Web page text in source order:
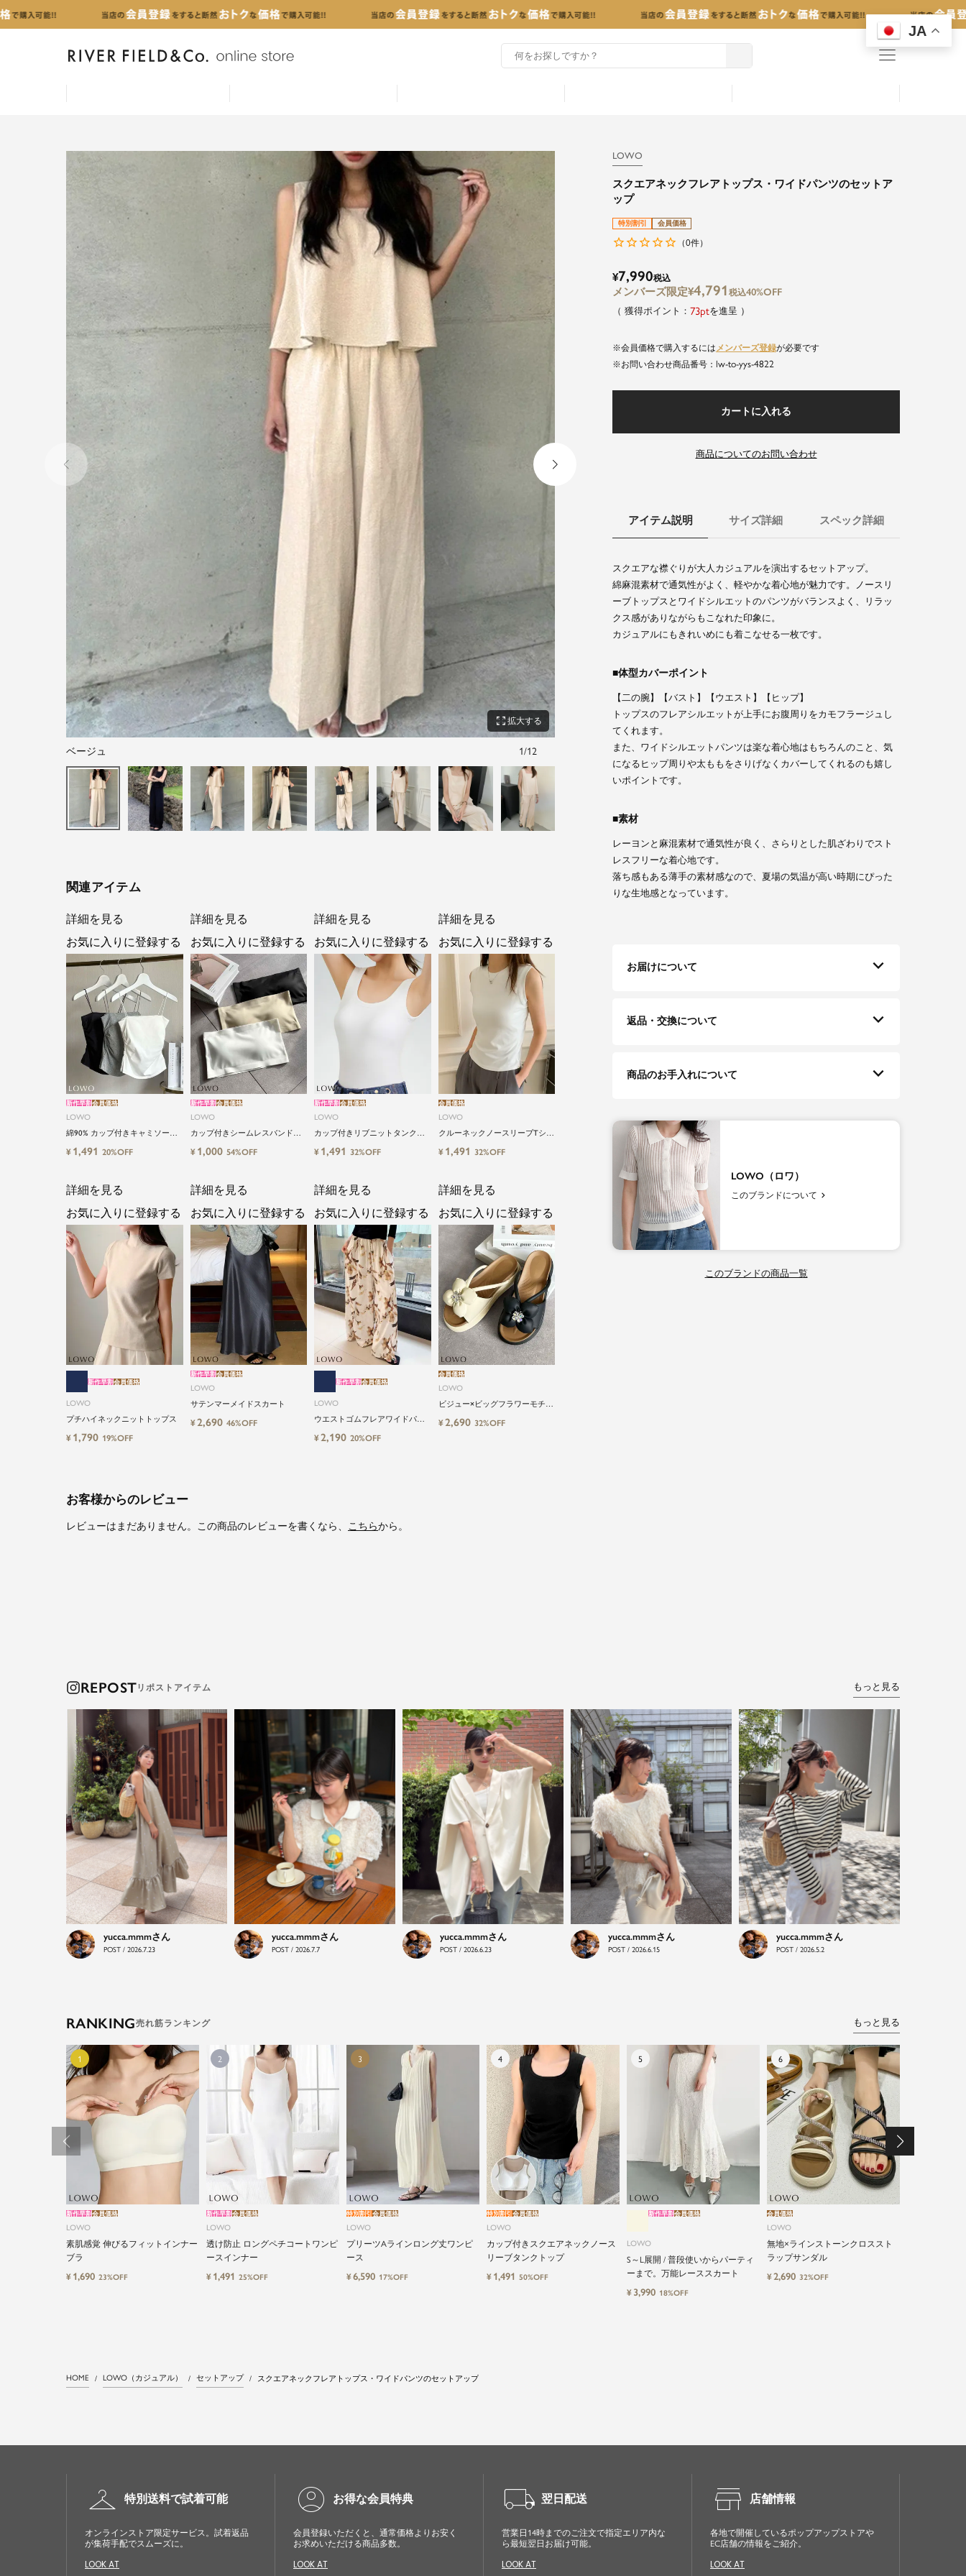
JA
menu
zoom_out_map 拡大する
ベージュ 1/12
関連アイテム
LOWO
綿90% カップ付きキャミソール
｜やさしい着心地 ストレッチキ
ャミソール
新作早割会員価格
¥ 1,491 20%OFF
詳細を見る
お気に入りに登録する
LOWO
カップ付きシームレスバンドゥ
ブラトップ
新作早割会員価格
¥ 1,000 54%OFF
詳細を見る
お気に入りに登録する
LOWO
カップ付きリブニットタンクブ
ラトップ
新作早割会員価格
¥ 1,491 32%OFF
詳細を見る
お気に入りに登録する
LOWO
クルーネックノースリーブTシャ
ツ カットソー
会員価格
¥ 1,491 32%OFF
詳細を見る
お気に入りに登録する
LOWO
プチハイネックニットトップス
新作早割会員価格
¥ 1,790 19%OFF
詳細を見る
お気に入りに登録する
LOWO
サテンマーメイドスカート
新作早割会員価格
¥2,690 46%OFF
詳細を見る
お気に入りに登録する
LOWO
ウエストゴムフレアワイドパン
新作早割会員価格
¥2,190 20%OFF
詳細を見る
お気に入りに登録する
LOWO
ビジュー×ビッグフラワーモチー
フサンダル
会員価格
¥2,690 32%OFF
詳細を見る
お気に入りに登録する
お客様からのレビュー
レビューはまだありません。この商品のレビューを書くなら、 こちらから。
LOWO
スクエアネックフレアトップス・ワイドパンツのセットア
ップ
特別割引 会員価格
（0件）
¥7,990税込
¥4,791 税込40%OFF
73 を進呈
会員価格で購入するには メンバーズ登録が必要です
商品番号
lw-to-yys-4822
カートに入れる
商品についてのお問い合わせ
アイテム説明 サイズ詳細 スペック詳細
スクエアな襟ぐりが大人カジュアルを演出するセットアップ。
綿麻混素材で通気性がよく、軽やかな着心地が魅力です。ノースリ
ーブトップスとワイドシルエットのパンツがバランスよく、リラッ
クス感がありながらもこなれた印象に。
カジュアルにもきれいめにも着こなせる一枚です。
体型カバーポイント
【二の腕】【バスト】【ウエスト】【ヒップ】
トップスのフレアシルエットが上手にお腹周りをカモフラージュし
てくれます。
また、ワイドシルエットパンツは楽な着心地はもちろんのこと、気
になるヒップ周りや太ももをさりげなくカバーしてくれるのも嬉し
いポイントです。
素材
レーヨンと麻混素材で通気性が良く、さらりとした肌ざわりでスト
レスフリーな着心地です。
落ち感もある薄手の素材感なので、夏場の気温が高い時期にぴった
りな生地感となっています。
お届けについて
返品・交換について
商品のお手入れについて
LOWO（ロワ）
このブランドについて
気軽に楽しめる低価格でトレンドを取り
入れたファッションブランド
LOWO（ロワ）は、アパレルはもちろん、インナー、
バッグやシューズ、小物まで、驚くほどリーズナブル
にラインナップ。
毎日のコーデに、ちょっとした変化を。いつもの自分
に、ちょっとした彩りを。
LOWOは、頑張りすぎないおしゃれを応援します。
close
このブランドの商品一覧
REPOST もっと見る
yucca.mmm
POST / 2026.7.23
yucca.mmm
POST / 2026.7.7
yucca.mmm
POST / 2026.6.23
yucca.mmm
POST / 2026.6.15
yucca.mmm
POST / 2026.5.2
RANKING もっと見る
LOWO
素肌感覚 伸びるフィットインナー
ブラ
新作早割会員価格
¥ 1,690 23%OFF
LOWO
透け防止 ロングペチコートワンピ
ースインナー
新作早割会員価格
¥ 1,491 25%OFF
LOWO
プリーツAラインロング丈ワンピ
ース
特別割引会員価格
¥6,590 17%OFF
LOWO
カップ付きスクエアネックノース
リーブタンクトップ
特別割引会員価格
¥ 1,491 50%OFF
LOWO
S～L展開 / 普段使いからパーティ
ーまで。万能レーススカート
新作早割会員価格
¥ 3,990 18%OFF
LOWO
無地×ラインストーンクロススト
ラップサンダル
会員価格
¥2,690 32%OFF
HOME LOWO（カジュアル） セットアップ スクエアネックフレアトップス・ワイドパンツのセットアップ
checkroom 特別送料で試着可能
オンラインストア限定サービス。試着返品
が集荷手配でスムーズに。
LOOK AT
account_circle お得な会員特典
会員登録いただくと、通常価格よりお安く
お求めいただける商品多数。
LOOK AT
local_shipping 翌日配送
営業日14時までのご注文で指定エリア内な
ら最短翌日お届け可能。
LOOK AT
store 店舗情報
各地で開催しているポップアップストアや
EC店舗の情報をご紹介。
LOOK AT